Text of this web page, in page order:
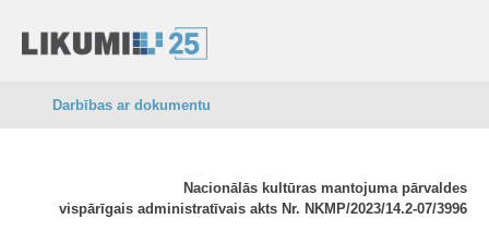
Darbības ar dokumentu
Nacionālās kultūras mantojuma pārvaldes
vispārīgais administratīvais akts Nr. NKMP/2023/14.2-07/3996